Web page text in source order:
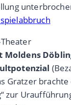
Moldens
Gratzer brachte
zur